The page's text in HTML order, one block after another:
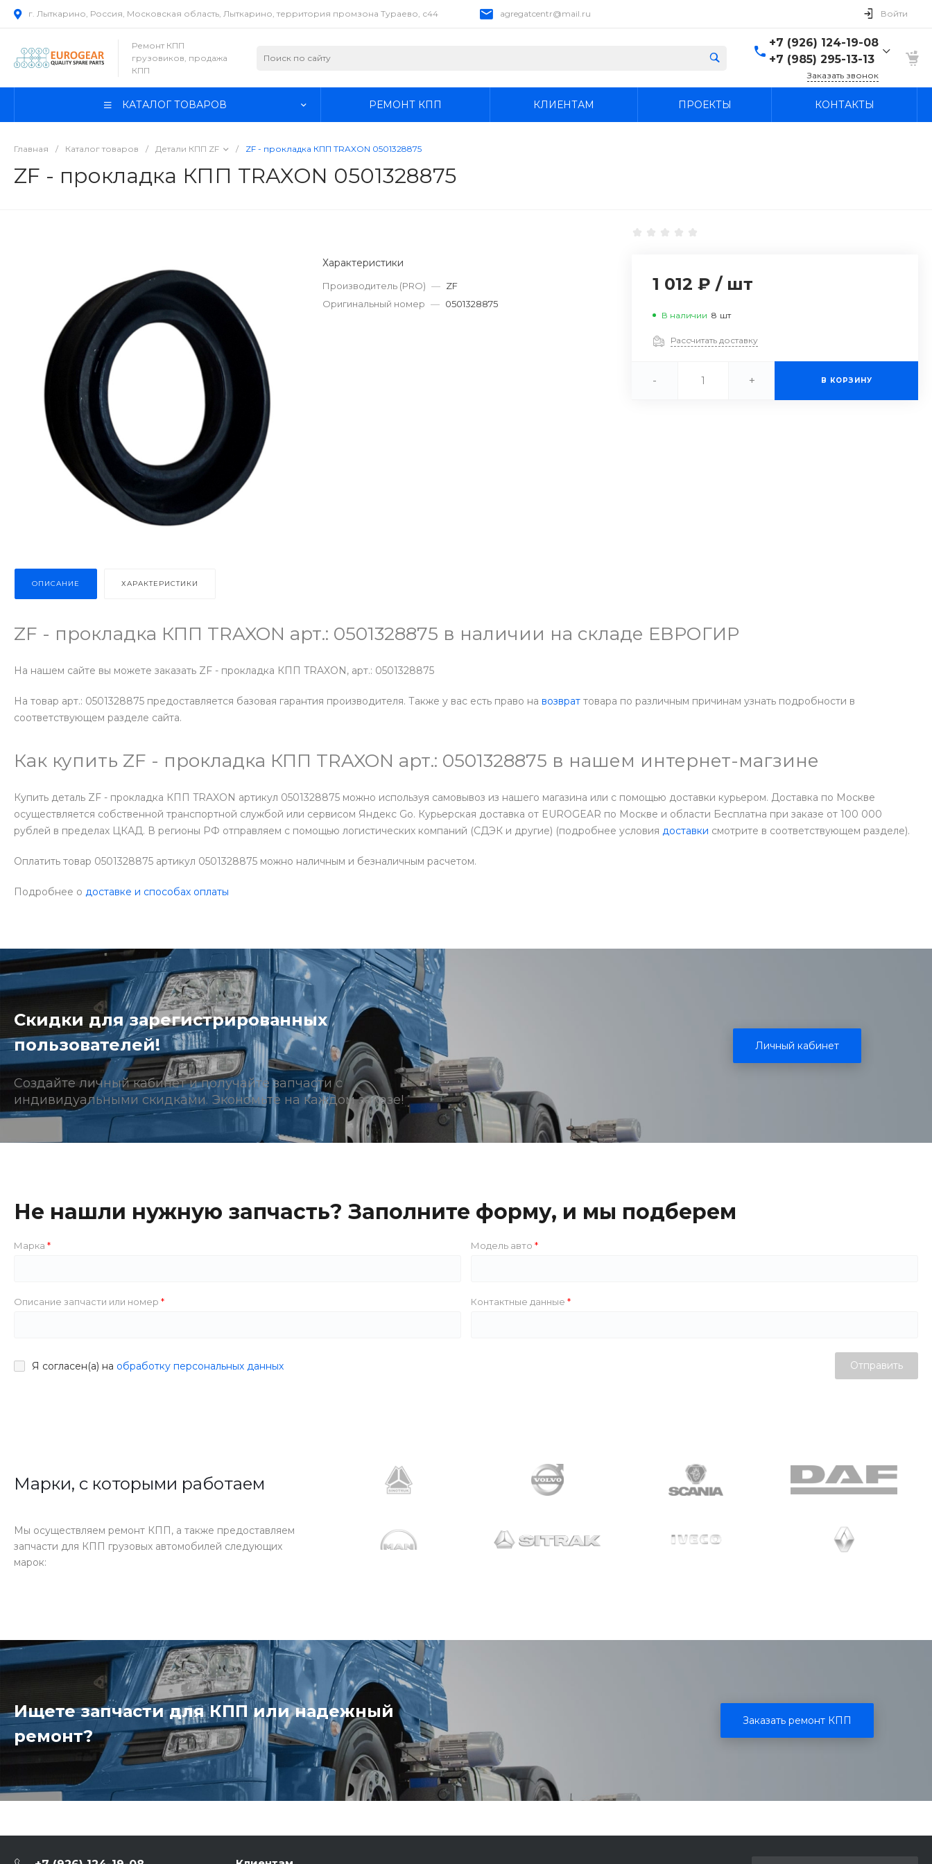
г. Лыткарино, Россия, Московская область, Лыткарино, территория промзона Тураево, с44 agregatcentr@mail.ru Войти
Ремонт КПП
грузовиков, продажа
КПП
+7 (926) 124-19-08
+7 (985) 295-13-13
+7 (926) 124-19-08
Заказать звонок
КАТАЛОГ ТОВАРОВ РЕМОНТ КПП КЛИЕНТАМ ПРОЕКТЫ КОНТАКТЫ
Главная / Каталог товаров / Детали КПП ZF / ZF - прокладка КПП TRAXON 0501328875
ZF - прокладка КПП TRAXON 0501328875
Характеристики
Производитель (PRO) — ZF
Оригинальный номер — 0501328875
1 012 ₽ / шт
В наличии 8 шт
Рассчитать доставку
- + В КОРЗИНУ
ОПИСАНИЕ ХАРАКТЕРИСТИКИ
ZF - прокладка КПП TRAXON арт.: 0501328875 в наличии на складе ЕВРОГИР
На нашем сайте вы можете заказать ZF - прокладка КПП TRAXON, арт.: 0501328875
На товар арт.: 0501328875 предоставляется базовая гарантия производителя. Также у вас есть право на возврат товара по различным причинам узнать подробности в
соответствующем разделе сайта.
Как купить ZF - прокладка КПП TRAXON арт.: 0501328875 в нашем интернет-магзине
Купить деталь ZF - прокладка КПП TRAXON артикул 0501328875 можно используя самовывоз из нашего магазина или с помощью доставки курьером. Доставка по Москве
осуществляется собственной транспортной службой или сервисом Яндекс Go. Курьерская доставка от EUROGEAR по Москве и области Бесплатна при заказе от 100 000
рублей в пределах ЦКАД. В регионы РФ отправляем с помощью логистических компаний (СДЭК и другие) (подробнее условия доставки смотрите в соответствующем разделе).
Оплатить товар 0501328875 артикул 0501328875 можно наличным и безналичным расчетом.
Подробнее о доставке и способах оплаты
Скидки для зарегистрированных
пользователей!
Создайте личный кабинет и получайте запчасти с
индивидуальными скидками. Экономьте на каждом заказе!
Личный кабинет
Не нашли нужную запчасть? Заполните форму, и мы подберем
Марка Модель авто
Описание запчасти или номер Контактные данные
Я согласен(а) на обработку персональных данных Отправить
Марки, с которыми работаем
Мы осуществляем ремонт КПП, а также предоставляем
запчасти для КПП грузовых автомобилей следующих
марок:
Ищете запчасти для КПП или надежный
ремонт?
Заказать ремонт КПП